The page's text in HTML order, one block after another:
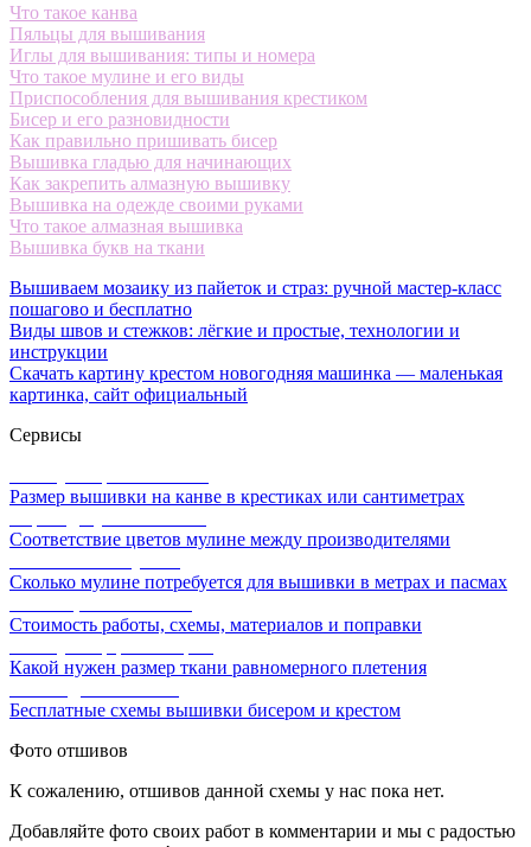
Что такое канва
Пяльцы для вышивания
Иглы для вышивания: типы и номера
Что такое мулине и его виды
Приспособления для вышивания крестиком
Бисер и его разновидности
Как правильно пришивать бисер
Вышивка гладью для начинающих
Как закрепить алмазную вышивку
Вышивка на одежде своими руками
Что такое алмазная вышивка
Вышивка букв на ткани
Вышиваем мозаику из пайеток и страз: ручной мастер-класс
пошагово и бесплатно
Виды швов и стежков: лёгкие и простые, технологии и
инструкции
Скачать картину крестом новогодняя машинка — маленькая
картинка, сайт официальный
Сервисы
Размер вышивки на канве в крестиках или сантиметрах
Соответствие цветов мулине между производителями
Сколько мулине потребуется для вышивки в метрах и пасмах
Стоимость работы, схемы, материалов и поправки
Какой нужен размер ткани равномерного плетения
Бесплатные схемы вышивки бисером и крестом
Фото отшивов
К сожалению, отшивов данной схемы у нас пока нет.
Добавляйте фото своих работ в комментарии и мы с радостью